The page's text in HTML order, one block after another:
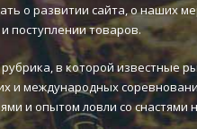
о развитии сайта, о наших
поступлении товаров.
рубрика, в которой известные
и международных
и опытом ловли со снастями